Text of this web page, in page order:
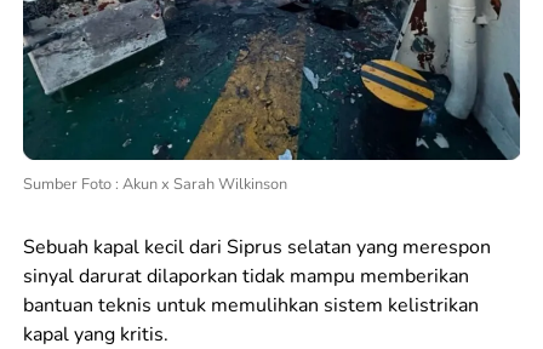
Sumber Foto : Akun x Sarah Wilkinson
Sebuah kapal kecil dari Siprus selatan yang merespon
sinyal darurat dilaporkan tidak mampu memberikan
bantuan teknis untuk memulihkan sistem kelistrikan
kapal yang kritis.